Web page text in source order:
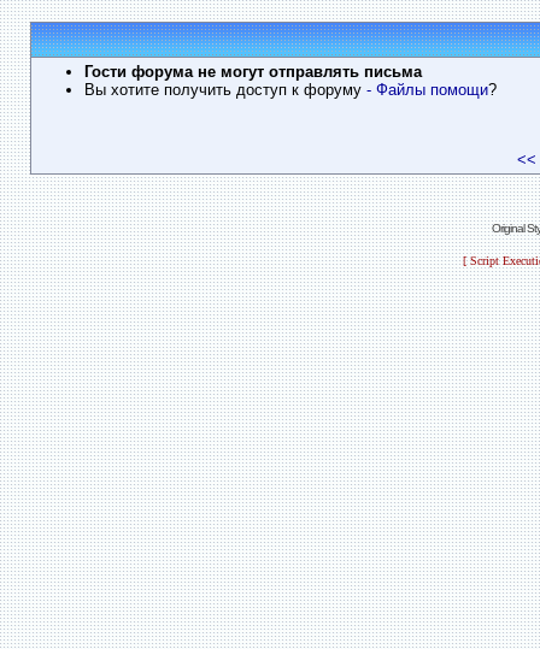
Гости форума не могут отправлять письма
Вы хотите получить доступ к форуму - Файлы помощи?
<<
Original
[ Script